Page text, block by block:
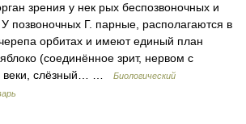
зрения у нек рых беспозвоночных и
позвоночных Г. парные, располагаются в
орбитах и имеют единый план
(соединённое зрит, нервом с
веки, слёзный… …
Биологический